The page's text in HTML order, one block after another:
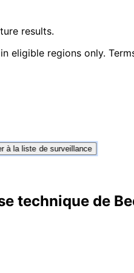
results.
eligible regions only.
à la liste de surveillance
technique de